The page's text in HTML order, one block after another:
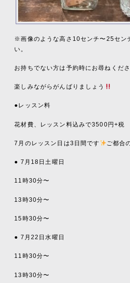
※画像のような高さ10センチ〜25セン
い。
お持ちでない方は予約時にお尋ねくだ
楽しみながらがんばりましょう
●レッスン料
花材費、レッスン料込みで3500円+税
7月のレッスン日は3日間です ご都合
● 7月18日土曜日
11時30分〜
13時30分〜
15時30分〜
● 7月22日水曜日
11時30分〜
13時30分〜